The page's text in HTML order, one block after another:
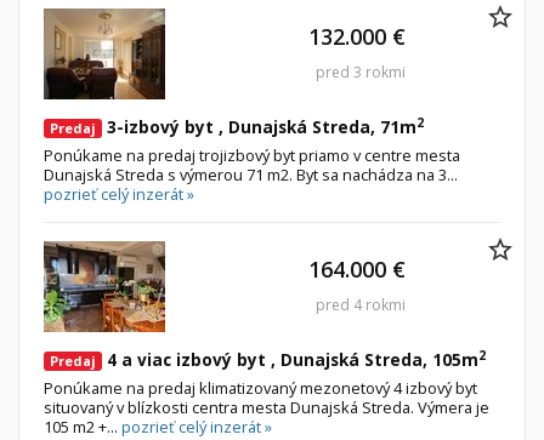
Priemyselný pozemok
Poľnohospodárske pozemky
Záhrada
Iný poľnohospodársky pozemok
Nebytové priestory
Skladové, výrobné
Rekreačné, reštauračné
Filtre
searchHľadaj
Predaj 3-izbový byt , Dunajská Streda, 71m2
Ponúkame na predaj trojizbový byt priamo v centre mesta
Dunajská Streda s výmerou 71 m2. Byt sa nachádza na 3...
pozrieť celý inzerát »
132.000 €
pred 3 rokmi
Predaj 4 a viac izbový byt , Dunajská Streda, 105m2
Ponúkame na predaj klimatizovaný mezonetový 4 izbový byt
situovaný v blízkosti centra mesta Dunajská Streda. Výmera je
105 m2 +... pozrieť celý inzerát »
164.000 €
pred 4 rokmi